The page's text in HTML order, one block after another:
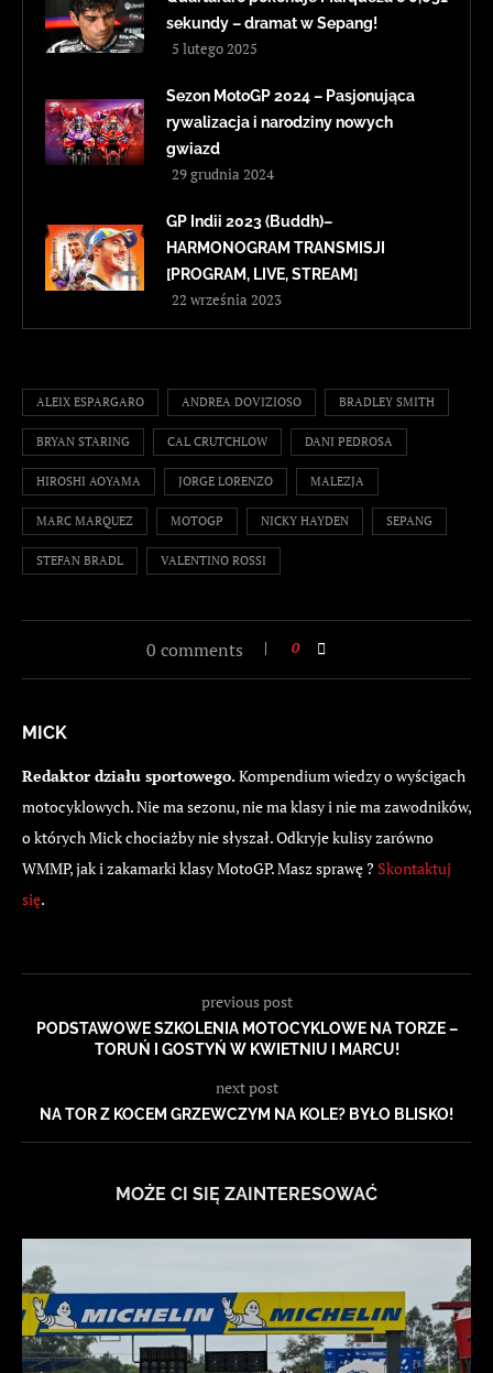
sekundy – dramat w Sepang!
5 lutego 2025
Sezon MotoGP 2024 – Pasjonująca
rywalizacja i narodziny nowych
gwiazd
29 grudnia 2024
GP Indii 2023 (Buddh)–
HARMONOGRAM TRANSMISJI
[PROGRAM, LIVE, STREAM]
22 września 2023
ALEIX ESPARGARO ANDREA DOVIZIOSO BRADLEY SMITH
BRYAN STARING CAL CRUTCHLOW DANI PEDROSA
HIROSHI AOYAMA JORGE LORENZO MALEZJA
MARC MARQUEZ MOTOGP NICKY HAYDEN SEPANG
STEFAN BRADL VALENTINO ROSSI
0 comments 0
MICK
Redaktor działu sportowego.Kompendium wiedzy o wyścigach
motocyklowych. Nie ma sezonu, nie ma klasy i nie ma zawodników,
o których Mick chociażby nie słyszał. Odkryje kulisy zarówno
WMMP, jak i zakamarki klasy MotoGP. Masz sprawę ? Skontaktuj
się.
previous post
PODSTAWOWE SZKOLENIA MOTOCYKLOWE NA TORZE –
TORUŃ I GOSTYŃ W KWIETNIU I MARCU!
next post
NA TOR Z KOCEM GRZEWCZYM NA KOLE? BYŁO BLISKO!
MOŻE CI SIĘ ZAINTERESOWAĆ